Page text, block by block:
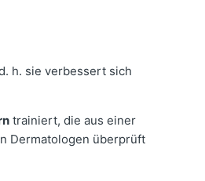
h. sie verbessert sich
trainiert, die aus einer
Dermatologen überprüft